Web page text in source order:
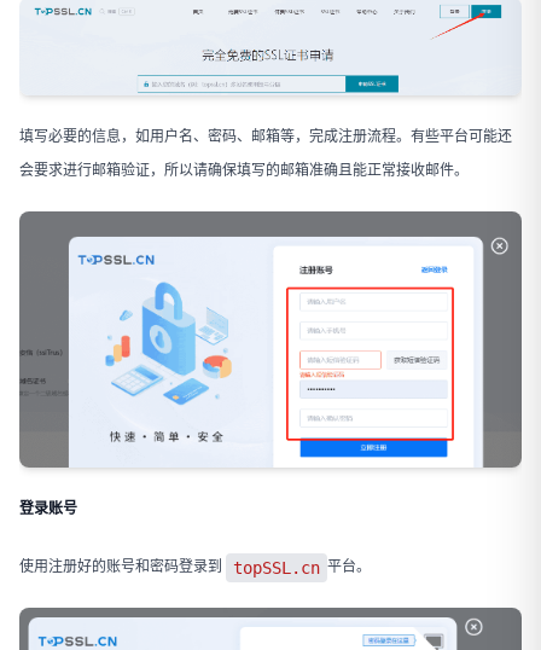
填写必要的信息，如用户名、密码、邮箱等，完成注册流程。有些平台可能还
会要求进行邮箱验证，所以请确保填写的邮箱准确且能正常接收邮件。
登录账号
使用注册好的账号和密码登录到 topSSL.cn 平台。